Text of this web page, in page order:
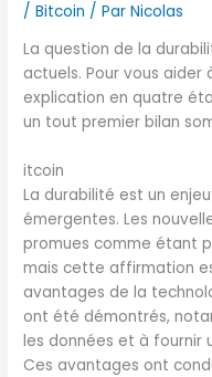
/Bitcoin / ParNicolas
La question de la
actuels. Pour vous aider
explication en quatre
un tout premier bilan
itcoin
La durabilité est un
émergentes. Les
promues comme étant
mais cette affirmation
avantages de la
ont été démontrés,
les données et à fournir
Ces avantages ont